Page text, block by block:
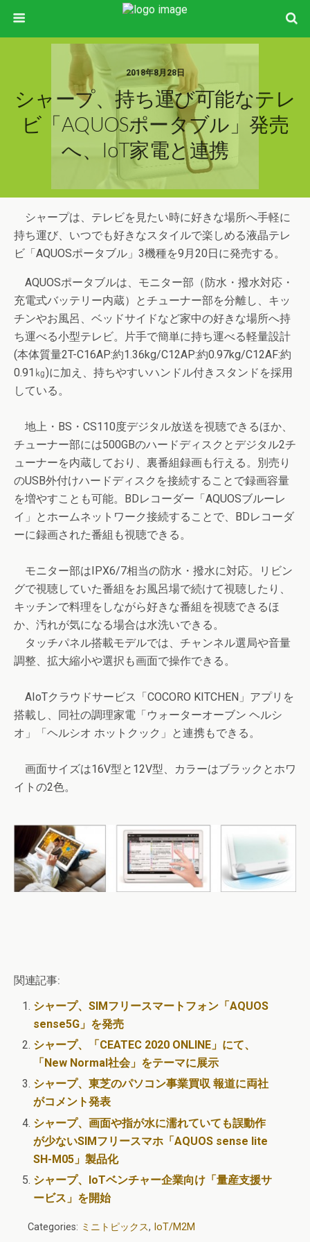
2018年8月28日
シャープ、持ち運び可能なテレ
ビ「AQUOSポータブル」発売
へ、IoT家電と連携
シャープは、テレビを見たい時に好きな場所へ手軽に
持ち運び、いつでも好きなスタイルで楽しめる液晶テレ
ビ「AQUOSポータブル」3機種を9月20日に発売する。
AQUOSポータブルは、モニター部（防水・撥水対応・
充電式バッテリー内蔵）とチューナー部を分離し、キッ
チンやお風呂、ベッドサイドなど家中の好きな場所へ持
ち運べる小型テレビ。片手で簡単に持ち運べる軽量設計
(本体質量2T-C16AP:約1.36kg/C12AP:約0.97kg/C12AF:約
0.91㎏)に加え、持ちやすいハンドル付きスタンドを採用
している。
地上・BS・CS110度デジタル放送を視聴できるほか、
チューナー部には500GBのハードディスクとデジタル2チ
ューナーを内蔵しており、裏番組録画も行える。別売り
のUSB外付けハードディスクを接続することで録画容量
を増やすことも可能。BDレコーダー「AQUOSブルーレ
イ」とホームネットワーク接続することで、BDレコーダ
ーに録画された番組も視聴できる。
モニター部はIPX6/7相当の防水・撥水に対応。リビン
グで視聴していた番組をお風呂場で続けて視聴したり、
キッチンで料理をしながら好きな番組を視聴できるほ
か、汚れが気になる場合は水洗いできる。
タッチパネル搭載モデルでは、チャンネル選局や音量
調整、拡大縮小や選択も画面で操作できる。
AIoTクラウドサービス「COCORO KITCHEN」アプリを
搭載し、同社の調理家電「ウォーターオーブン ヘルシ
オ」「ヘルシオ ホットクック」と連携もできる。
画面サイズは16V型と12V型、カラーはブラックとホワ
イトの2色。
関連記事:
シャープ、SIMフリースマートフォン「AQUOS
sense5G」を発売
シャープ、「CEATEC 2020 ONLINE」にて、
「New Normal社会」をテーマに展示
シャープ、東芝のパソコン事業買収 報道に両社
がコメント発表
シャープ、画面や指が水に濡れていても誤動作
が少ないSIMフリースマホ「AQUOS sense lite
SH-M05」製品化
シャープ、IoTベンチャー企業向け「量産支援サ
ービス」を開始
Categories: ミニトピックス, IoT/M2M